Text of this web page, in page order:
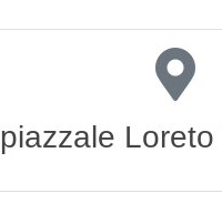
piazzale